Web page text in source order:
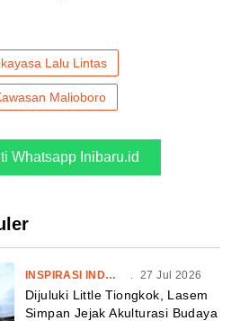
Lalu Lintas
Malioboro
Whatsapp Inibaru.id
INSPIRASI INDONESIA . 27 Jul 2026
Dijuluki Little Tiongkok, Lasem
Simpan Jejak Akulturasi Budaya